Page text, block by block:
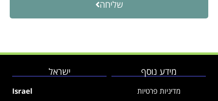
שליחה
מידע נוסף
מדיניות פרטיות
ישראל
Israel